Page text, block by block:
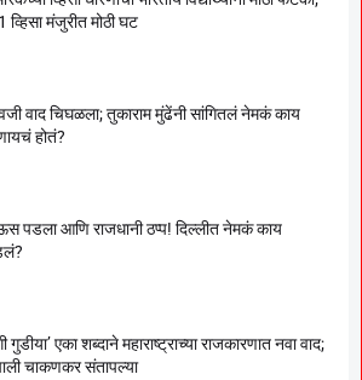
व्हिसा मंजुरीत मोठी घट
वाद चिघळला; तुकाराम मुंढेंनी सांगितलं नेमकं काय
होतं?
पडला आणि राजधानी ठप्प! दिल्लीत नेमकं काय
गुडीया’ एका शब्दाने महाराष्ट्राच्या राजकारणात नवा वाद;
चाकणकर संतापल्या